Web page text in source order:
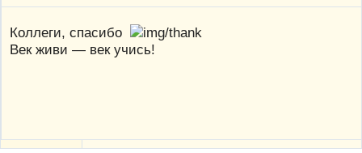
Коллеги, спасибо
Век живи — век учись!